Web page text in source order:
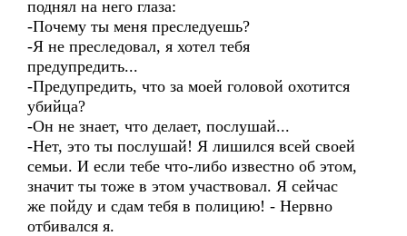
поднял на него глаза:
-Почему ты меня преследуешь?
-Я не преследовал, я хотел тебя
предупредить...
-Предупредить, что за моей головой охотится
убийца?
-Он не знает, что делает, послушай...
-Нет, это ты послушай! Я лишился всей своей
семьи. И если тебе что-либо известно об этом,
значит ты тоже в этом участвовал. Я сейчас
же пойду и сдам тебя в полицию! - Нервно
отбивался я.